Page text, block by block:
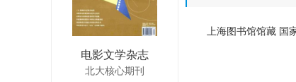
电影文学杂志
北大核心期刊
上海图书馆馆藏 国